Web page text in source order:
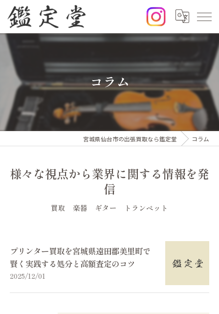
コラム
宮城県仙台市の出張買取なら鑑定堂 コラム
様々な視点から業界に関する情報を発
信
買取 楽器 ギター トランペット
プリンター買取を宮城県遠田郡美里町で
賢く実践する処分と高額査定のコツ
2025/12/01